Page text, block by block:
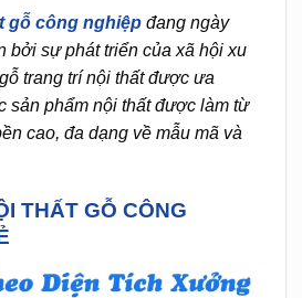
gỗ công nghiệp đang ngày
bởi sự phát triển của xã hội xu
trang trí nội thất được ưa
sản phẩm nội thất được làm từ
cao, đa dạng về mẫu mã và
THẤT GỖ CÔNG